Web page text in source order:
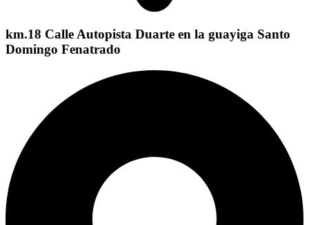
km.18 Calle Autopista Duarte en la guayiga Santo
Domingo Fenatrado